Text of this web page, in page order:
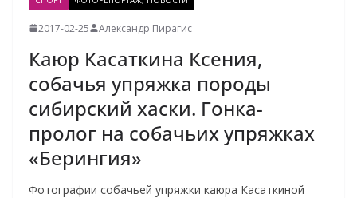
2017-02-25 Александр Пирагис
Каюр Касаткина Ксения,
собачья упряжка породы
сибирский хаски. Гонка-
пролог на собачьих упряжках
«Берингия»
Фотографии собачьей упряжки каюра Касаткиной